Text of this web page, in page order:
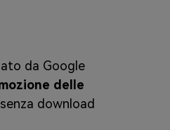
da Google
delle
download